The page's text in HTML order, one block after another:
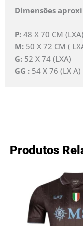
Dimensões
P: 48 X 70 CM (LXA)
M: 50 X 72 CM (
G: 52 X 74 (LXA)
GG : 54 X 76 (LX A)
Produtos
preço
era: